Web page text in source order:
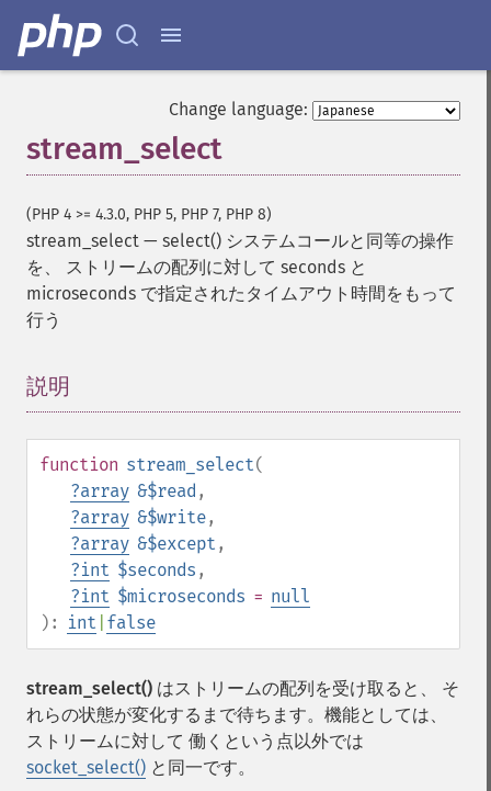
Change language:
stream_select
(PHP 4 >= 4.3.0, PHP 5, PHP 7, PHP 8)
stream_select — select() システムコールと同等の操作
を、 ストリームの配列に対して seconds と
microseconds で指定されたタイムアウト時間をもって
行う
説明
function stream_select(
?array &$read ,
?array &$write,
?array &$except ,
?int $seconds ,
?int $microseconds = null
):
int false
stream_select() はストリームの配列を受け取ると、 そ
れらの状態が変化するまで待ちます。機能としては、
ストリームに対して 働くという点以外では
socket_select() と同一です。